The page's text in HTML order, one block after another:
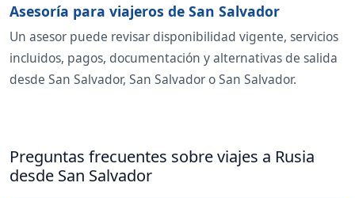
Asesoría para viajeros de San Salvador
Un asesor puede revisar disponibilidad vigente, servicios
incluidos, pagos, documentación y alternativas de salida
desde San Salvador, San Salvador o San Salvador.
Preguntas frecuentes sobre viajes a Rusia
desde San Salvador